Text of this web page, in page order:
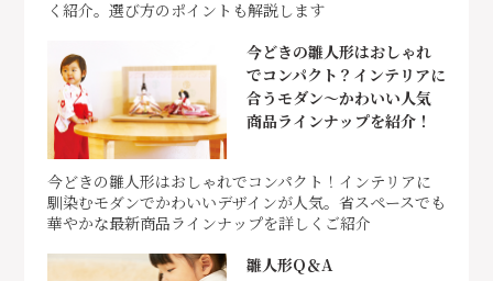
く紹介。選び方のポイントも解説します
今どきの雛人形はおしゃれ
でコンパクト？インテリアに
合うモダン～かわいい人気
商品ラインナップを紹介！
今どきの雛人形はおしゃれでコンパクト！インテリアに
馴染むモダンでかわいいデザインが人気。省スペースでも
華やかな最新商品ラインナップを詳しくご紹介
雛人形Q＆A